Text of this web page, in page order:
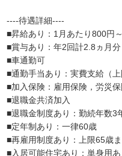
----待遇詳細----
■昇給あり：1月あたり800円
■賞与あり：年2回計2.8ヵ月分
■車通勤可
■通勤手当あり：実費支給（上
■加入保険：雇用保険，労災
■退職金共済加入
■退職金制度あり：勤続年数3
■定年制あり：一律60歳
■再雇用制度あり：上限65歳
■入居可能住宅あり：単身用